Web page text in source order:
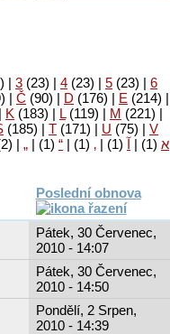
| 3 (23) | 4 (23) | 5 (23) | 6
| Č (90) | D (176) | E (214) |
| K (183) | L(119) | M (221) |
(185) | T (171) | U (75) | V
| א (1)
| آ (1)
|
‚
(1)
|
“
(1)
|
„
Poslední obnova
Pátek, 30 Červenec,
2010 - 14:07
Pátek, 30 Červenec,
2010 - 14:50
Pondělí, 2 Srpen,
2010 - 14:39